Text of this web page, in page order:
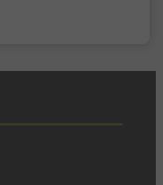
información.